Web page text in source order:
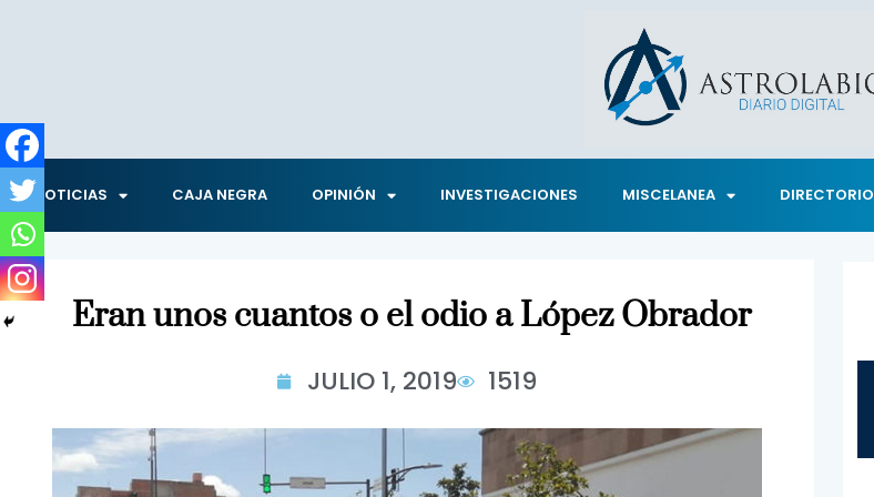
NOTICIAS CAJA NEGRA OPINIÓN INVESTIGACIONES MISCELANEA DIRECTORIO
Eran unos cuantos o el odio a López Obrador
JULIO 1, 2019 1519